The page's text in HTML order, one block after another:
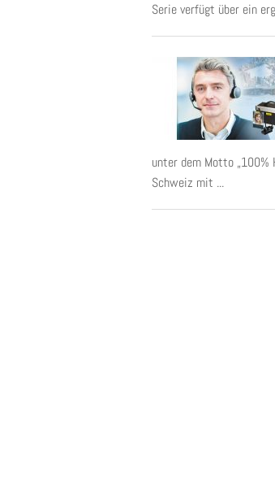
Serie verfügt über ein
unter dem Motto
Schweiz mit ...